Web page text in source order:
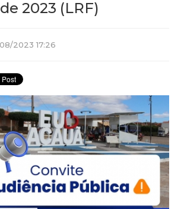
2023 (LRF)
2023 17:26